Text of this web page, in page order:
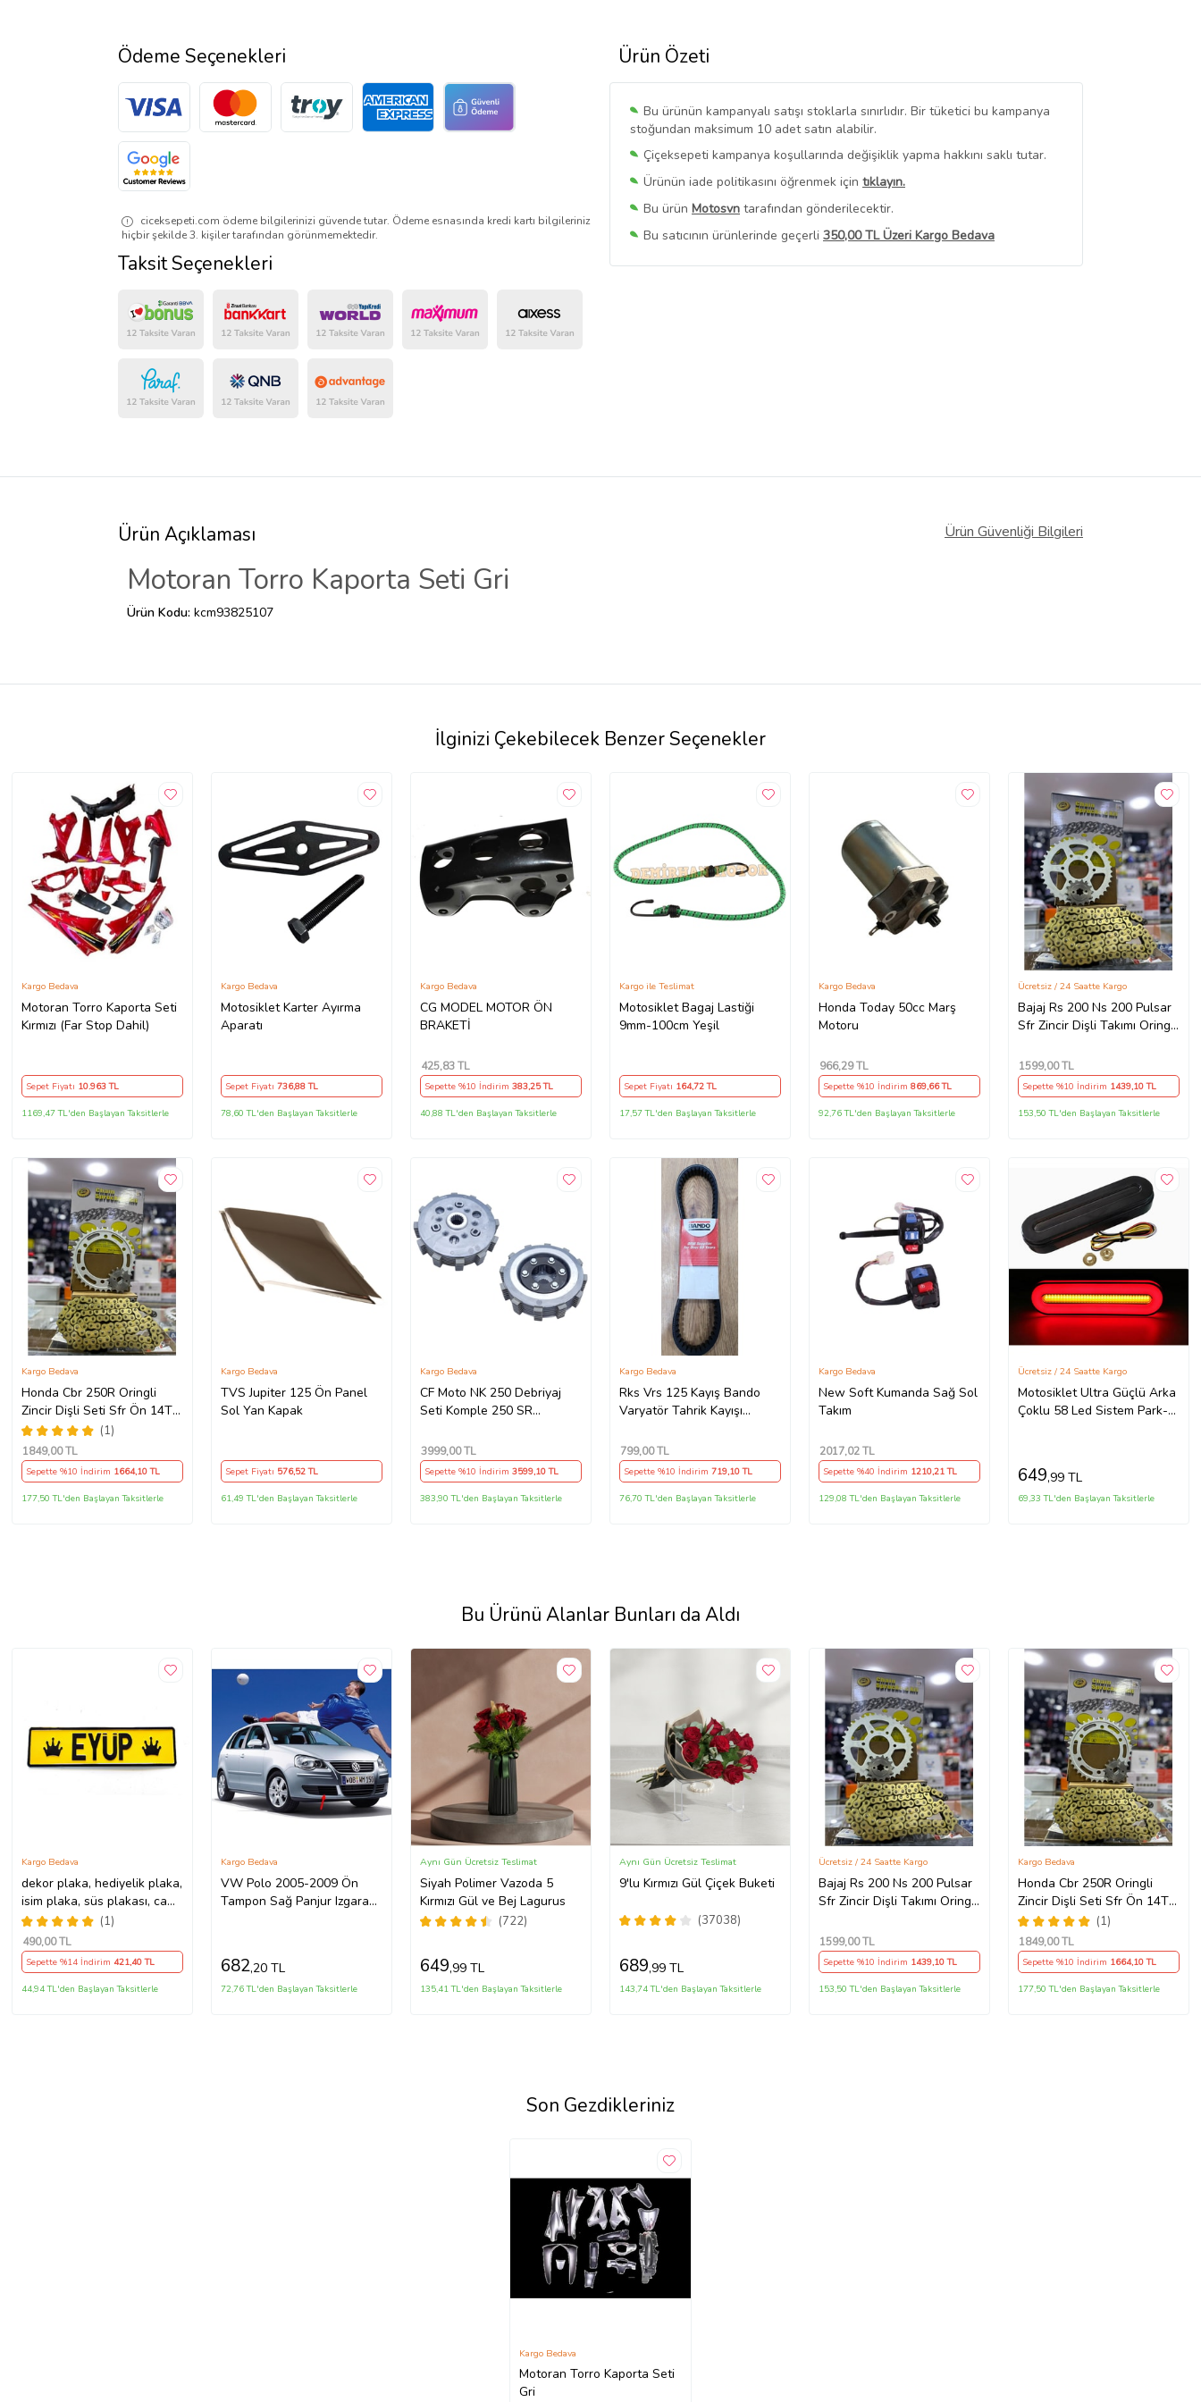
Ürün Özeti
Bu ürünün kampanyalı satışı stoklarla sınırlıdır. Bir tüketici bu kampanya
stoğundan maksimum 10 adet satın alabilir.
Çiçeksepeti kampanya koşullarında değişiklik yapma hakkını saklı tutar.
Ürünün iade politikasını öğrenmek için tıklayın.
Bu ürün Motosvn tarafından gönderilecektir.
Bu satıcının ürünlerinde geçerli 350,00 TL Üzeri Kargo Bedava
Bu SatıcınınTüm Ürünlerini Görüntüle
Ödeme Seçenekleri
ciceksepeti.com ödeme bilgilerinizi güvende tutar. Ödeme esnasında kredi kartı bilgileriniz
hiçbir şekilde 3. kişiler tarafından görünmemektedir.
Taksit Seçenekleri
Ürün Açıklaması Ürün Güvenliği Bilgileri
Motoran Torro Kaporta Seti Gri
Ürün Kodu: kcm93825107
İlginizi Çekebilecek Benzer Seçenekler
Motoran Torro Kaporta Seti
Kırmızı (Far Stop Dahil)
Kargo Bedava
Sepet Fiyatı 10.963TL
1169,47 TL'den Başlayan Taksitlerle
Motosiklet Karter Ayırma
Aparatı
Kargo Bedava
Sepet Fiyatı 736,88 TL
78,60 TL'den Başlayan Taksitlerle
CG MODEL MOTOR ÖN
BRAKETİ
Kargo Bedava
425,83 TL
Sepette %10 İndirim 383,25 TL
40,88 TL'den Başlayan Taksitlerle
Motosiklet Bagaj Lastiği
9mm-100cm Yeşil
Kargo ile Teslimat
Sepet Fiyatı 164,72 TL
17,57 TL'den Başlayan Taksitlerle
Honda Today 50cc Marş
Motoru
Kargo Bedava
966,29 TL
Sepette %10 İndirim869,66 TL
92,76 TL'den Başlayan Taksitlerle
Bajaj Rs 200 Ns 200 Pulsar
Sfr Zincir Dişli Takımı Oringli
Bakla Supermto
Ücretsiz / 24 Saatte Kargo
1599,00 TL
Sepette %10 İndirim 1439,10 TL
153,50 TL'den Başlayan Taksitlerle
Honda Cbr 250R Oringli
Zincir Dişli Seti Sfr Ön 14T
Arka 38 T/120 Bakla 2011-
17 Arasmto
(1)
Kargo Bedava
1849,00 TL
Sepette %10 İndirim 1664,10 TL
177,50 TL'den Başlayan Taksitlerle
TVS Jupiter 125 Ön Panel
Sol Yan Kapak
Kargo Bedava
Sepet Fiyatı 576,52 TL
61,49 TL'den Başlayan Taksitlerle
CF Moto NK 250 Debriyaj
Seti Komple 250 SR
7Li Hepsi İnce(2018-
22)Arasmto (Siyah)
Kargo Bedava
3999,00 TL
Sepette %10 İndirim 3599,10 TL
383,90 TL'den Başlayan Taksitlerle
Rks Vrs 125 Kayış Bando
Varyatör Tahrik Kayışı
Kargo Bedava
799,00 TL
Sepette %10 İndirim 719,10 TL
76,70 TL'den Başlayan Taksitlerle
New Soft Kumanda Sağ Sol
Takım
Kargo Bedava
2017,02 TL
Sepette %40 İndirim 1210,21 TL
129,08 TL'den Başlayan Taksitlerle
Motosiklet Ultra Güçlü Arka
Çoklu 58 Led Sistem Park-
Ücretsiz / 24 Saatte Kargo
649,99 TL
69,33 TL'den Başlayan Taksitlerle
Bu Ürünü Alanlar Bunları da Aldı
dekor plaka, hediyelik plaka,
isim plaka, süs plakası, cam
önü plakası, tırcı plakası
(Sarı-Siyah)
(1)
Kargo Bedava
490,00 TL
Sepette %14 İndirim 421,40 TL
44,94 TL'den Başlayan Taksitlerle
VW Polo 2005-2009 Ön
Tampon Sağ Panjur Izgarası
Kargo Bedava
682,20 TL
72,76 TL'den Başlayan Taksitlerle
Siyah Polimer Vazoda 5
Kırmızı Gül ve Bej Lagurus
(722)
Aynı Gün Ücretsiz Teslimat
649,99 TL
135,41 TL'den Başlayan Taksitlerle
9'lu Kırmızı Gül Çiçek Buketi
(37038)
Aynı Gün Ücretsiz Teslimat
689,99 TL
143,74 TL'den Başlayan Taksitlerle
Bajaj Rs 200 Ns 200 Pulsar
Sfr Zincir Dişli Takımı Oringli
Bakla Supermto
Ücretsiz / 24 Saatte Kargo
1599,00 TL
Sepette %10 İndirim 1439,10 TL
153,50 TL'den Başlayan Taksitlerle
Honda Cbr 250R Oringli
Zincir Dişli Seti Sfr Ön 14T
Arka 38 T/120 Bakla 2011-
17 Arasmto
(1)
Kargo Bedava
1849,00 TL
Sepette %10 İndirim 1664,10 TL
177,50 TL'den Başlayan Taksitlerle
Son Gezdikleriniz
Motoran Torro Kaporta Seti
Gri
Kargo Bedava